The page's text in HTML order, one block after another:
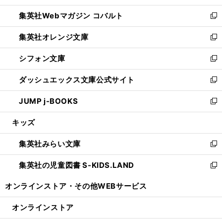
開
く
ウ
で
開
く
ン
ド
ウ
で
開
く
ウ
ィ
ン
ド
ウ
で
開
く
集英社Webマガジン コバルト
新
し
い
ウ
ィ
ン
ド
ウ
で
開
集英社オレンジ文庫
新
し
い
ウ
ィ
ン
ド
ウ
開
く
シフォン文庫
新
し
い
ウ
ィ
ン
ウ
で
開
く
ダッシュエックス文庫公式サイト
新
し
い
ウ
ン
ド
ウ
で
JUMP j-BOOKS
新
し
ウ
ィ
ン
ド
開
キッズ
集英社みらい文庫
新
し
い
ン
集英社の児童図書 S-KIDS.LAND
新
ウ
オンラインストア・ その他WEBサービス
オンラインストア